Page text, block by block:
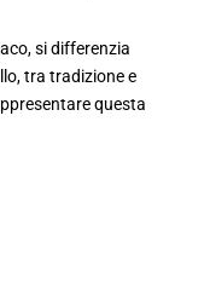
si differenzia
tra tradizione e
questa